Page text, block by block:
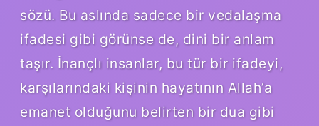
sözü. Bu aslında sadece bir vedalaşma
ifadesi gibi görünse de, dini bir anlam
taşır. İnançlı insanlar, bu tür bir ifadeyi,
karşılarındaki kişinin hayatının Allah’a
emanet olduğunu belirten bir dua gibi